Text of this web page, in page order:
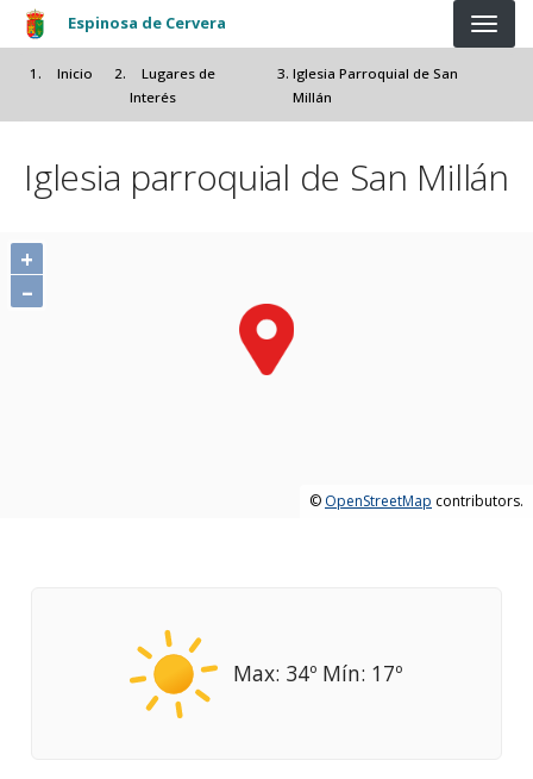
Pasar al contenido principal
Espinosa de Cervera
Inicio
Lugares de
Interés
Iglesia Parroquial de San
Millán
Iglesia parroquial de San Millán
+
–
© OpenStreetMap contributors.
Max: 34º Mín: 17º